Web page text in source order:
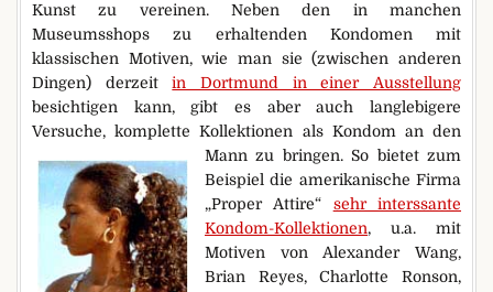
Kunst zu vereinen. Neben den in manchen
Museumsshops zu erhaltenden Kondomen mit
klassischen Motiven, wie man sie (zwischen anderen
Dingen) derzeitin Dortmund in einer Ausstellung
besichtigen kann, gibt es aber auch langlebigere
Versuche, komplette Kollektionen als Kondom an den
Mann zu bringen. So bietet zum
Beispiel die amerikanische Firma
„Proper Attire“ sehr interssante
Kondom-Kollektionen, u.a. mit
Motiven von Alexander Wang,
Brian Reyes, Charlotte Ronson,